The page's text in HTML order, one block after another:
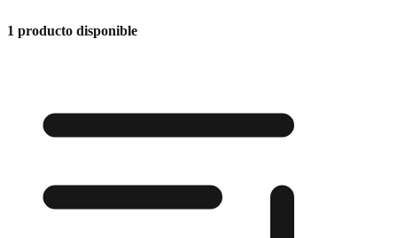
1 producto disponible